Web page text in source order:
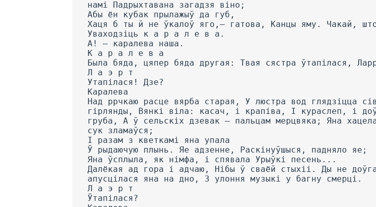
намі Падрыхтавана загадзя віно;
Абы ён кубак прылажыў да губ,
Хаця б ты й не ўкалоў яго,— гатова, Канцы яму. Чакай,
Уваходзіць к a р а л е в а.
А! — каралева наша.
К а р а л е в a
Была бяда, цяпер бяда другая: Твая сястра ўтапілася,
Л а э р т
Утапілася! Дзе?
Каралева
Над ррчкаю расце вярба старая, У люстра вод глядзіцца
гірлянды, Вянкі віла: касач, і крапіва, I кураслеп, і
груба, А ў сельскіх дзевак — пальцам мерцвяка; Яна
сук зламаўся;
I разам з кветкамі яна упала
Ў рыдаючую плынь. Яе адзенне, Раскінуўшыся, падняло яе;
Яна ўсплыла, як німфа, і спявала Урыўкі песень...
Далёкая ад гора і адчаю, Нібы ў сваёй стыхіі. Ды не
апусцілася яна на дно, 3 улоння музыкі у багну смерці.
Л а э р т
Ўтапілася?